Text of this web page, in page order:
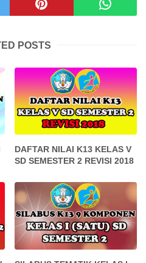
POSTS
DAFTAR NILAI K13 KELAS V
SD SEMESTER 2 REVISI 2018